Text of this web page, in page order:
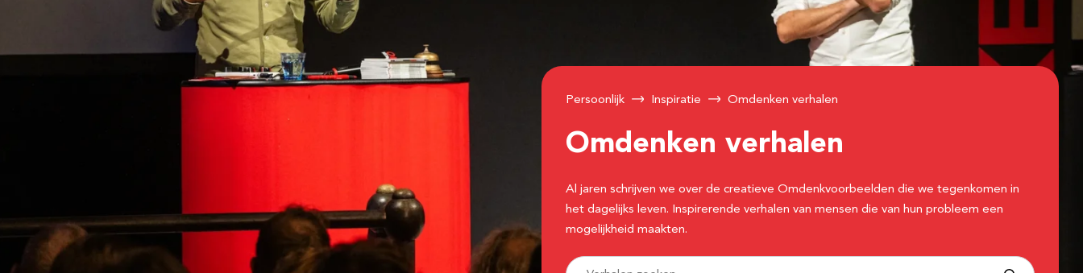
Persoonlijk Inspiratie Omdenken verhalen
Omdenken verhalen
Al jaren schrijven we over de creatieve Omdenkvoorbeelden die we tegenkomen in
het dagelijks leven. Inspirerende verhalen van mensen die van hun probleem een
mogelijkheid maakten.